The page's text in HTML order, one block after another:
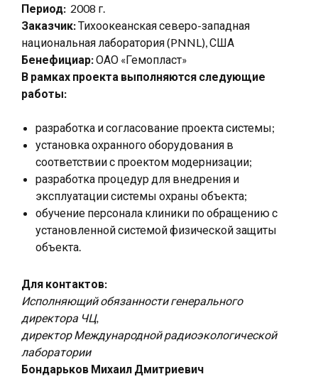
Период: 2008 г.
Заказчик:Тихоокеанская северо-западная
национальная лаборатория (PNNL), США
Бенефициар:ОАО «Гемопласт»
В рамках проекта выполняются следующие
работы:
разработка и согласование проекта системы;
установка охранного оборудования в
соответствии с проектом модернизации;
разработка процедур для внедрения и
эксплуатации системы охраны объекта;
обучение персонала клиники по обращению с
установленной системой физической защиты
объекта.
Для контактов:
Исполняющий обязанности генерального
директора ЧЦ,
директор Международной радиоэкологической
лаборатории
Бондарьков Михаил Дмитриевич